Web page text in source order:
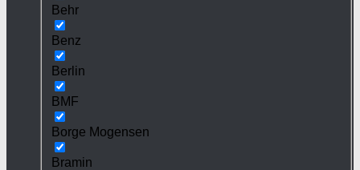
Behr
Benz
Berlin
BMF
Borge Mogensen
Bramin